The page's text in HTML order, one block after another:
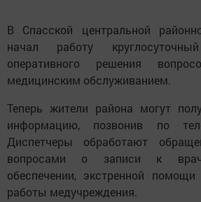
В Спасской центральной
начал работу
оперативного решения
медицинским обслуживанием.
Теперь жители района могут
информацию, позвонив по
Диспетчеры обработают
вопросами о записи к
обеспечении, экстренной
работы медучреждения.